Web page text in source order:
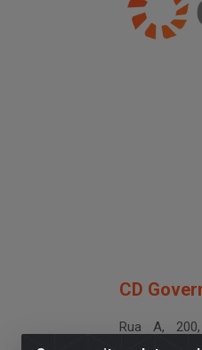
CD
Rua A,
Valadares/